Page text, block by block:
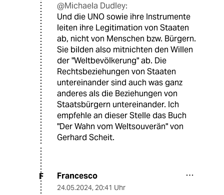
@Michaela Dudley:
Und die UNO sowie ihre Instrumente
leiten ihre Legitimation von Staaten
ab, nicht von Menschen bzw. Bürgern.
Sie bilden also mitnichten den Willen
der "Weltbevölkerung" ab. Die
Rechtsbeziehungen von Staaten
untereinander sind auch was ganz
anderes als die Beziehungen von
Staatsbürgern untereinander. Ich
empfehle an dieser Stelle das Buch
"Der Wahn vom Weltsouverän" von
Gerhard Scheit.
F Francesco
24.05.2024, 20:41 Uhr